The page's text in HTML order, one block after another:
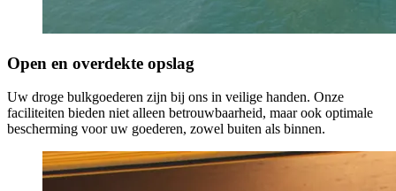
Open en overdekte opslag
Uw droge bulkgoederen zijn bij ons in veilige handen. Onze
faciliteiten bieden niet alleen betrouwbaarheid, maar ook optimale
bescherming voor uw goederen, zowel buiten als binnen.